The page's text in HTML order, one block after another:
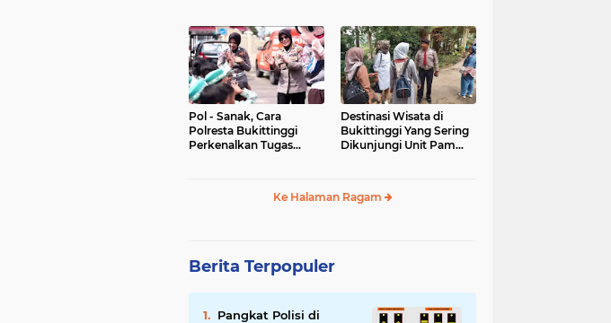
Pol - Sanak, Cara
Polresta Bukittinggi
Perkenalkan Tugas
Destinasi Wisata di
Bukittinggi Yang Sering
Dikunjungi Unit Pam
Ke Halaman Ragam
Berita Terpopuler
Pangkat Polisi di